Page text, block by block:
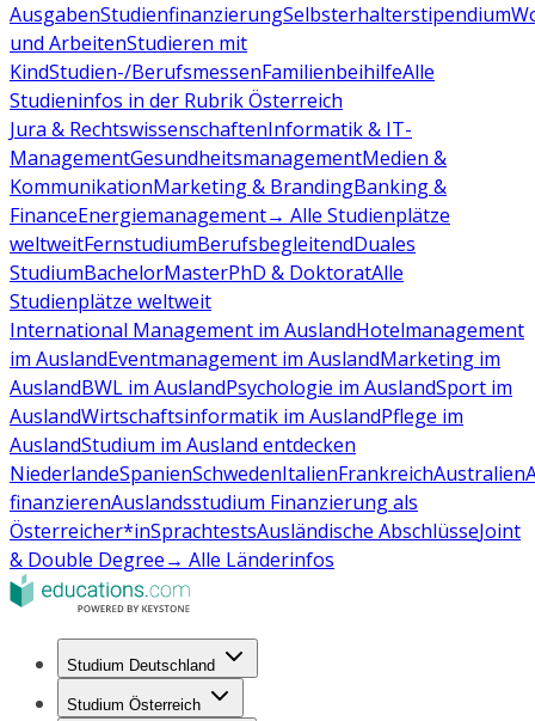
AusgabenStudienfinanzierungSelbsterhalterstipendium
und ArbeitenStudieren mit
KindStudien-/BerufsmessenFamilienbeihilfeAlle
Studieninfos in der Rubrik Österreich
Jura & RechtswissenschaftenInformatik & IT-
ManagementGesundheitsmanagementMedien &
KommunikationMarketing & BrandingBanking &
FinanceEnergiemanagement→ Alle Studienplätze
weltweitFernstudiumBerufsbegleitendDuales
StudiumBachelorMasterPhD & DoktoratAlle
Studienplätze weltweit
International Management im AuslandHotelmanagement
im AuslandEventmanagement im AuslandMarketing im
AuslandBWL im AuslandPsychologie im AuslandSport im
AuslandWirtschaftsinformatik im AuslandPflege im
AuslandStudium im Ausland entdecken
NiederlandeSpanienSchwedenItalienFrankreichAustralien
finanzierenAuslandsstudium Finanzierung als
Österreicher*inSprachtestsAusländische AbschlüsseJoint
& Double Degree→ Alle Länderinfos
Studium Deutschland
Studium Österreich